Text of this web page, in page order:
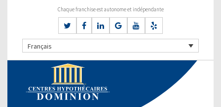
Chaque franchise est autonome et indépendante
Français